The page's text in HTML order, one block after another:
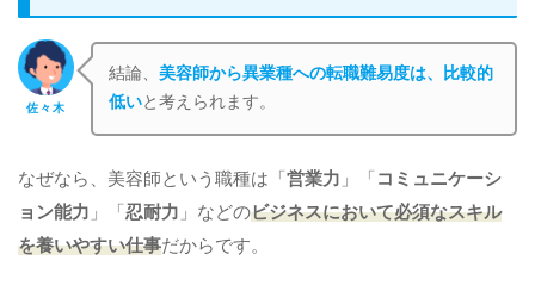
佐々木
結論、美容師から異業種への転職難易度は、比較的
低いと考えられます。
なぜなら、美容師という職種は「 営業力 」「 コミュニケーシ
ョン能力 」「 忍耐力 」などのビジネスにおいて必須なスキル
を養いやすい仕事だからです。